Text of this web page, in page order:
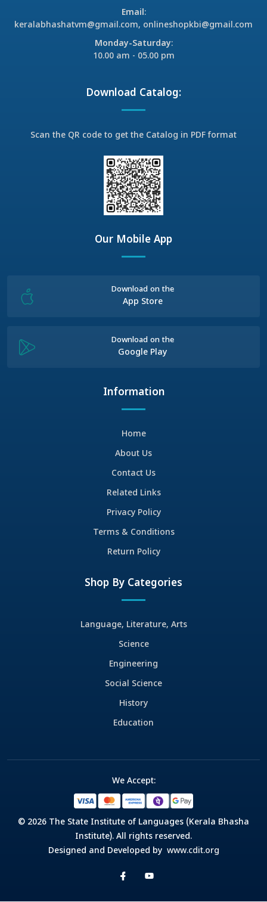
Email:
keralabhashatvm@gmail.com, onlineshopkbi@gmail.com
Monday-Saturday:
10.00 am - 05.00 pm
Download Catalog:
Scan the QR code to get the Catalog in PDF format
Our Mobile App
Download on the
App Store
Download on the
Google Play
Information
Home
About Us
Contact Us
Related Links
Privacy Policy
Terms & Conditions
Return Policy
Shop By Categories
Language, Literature, Arts
Science
Engineering
Social Science
History
Education
We Accept:
© 2026 The State Institute of Languages (Kerala Bhasha
Institute). All rights reserved.
Designed and Developed by www.cdit.org